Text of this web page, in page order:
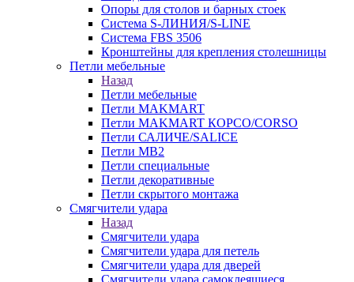
Опоры для столов и барных стоек
Система S-ЛИНИЯ/S-LINE
Система FBS 3506
Кронштейны для крепления столешницы
Петли мебельные
Назад
Петли мебельные
Петли MAKMART
Петли MAKMART КОРСО/CORSO
Петли САЛИЧЕ/SALICE
Петли MB2
Петли специальные
Петли декоративные
Петли скрытого монтажа
Смягчители удара
Назад
Смягчители удара
Смягчители удара для петель
Смягчители удара для дверей
Cмягчители удара самоклеящиеся